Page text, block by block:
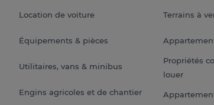
Location de voiture
Équipements & pièces
Utilitaires, vans & minibus
Engins agricoles et de chantier
Terrains à
Propriétés
louer